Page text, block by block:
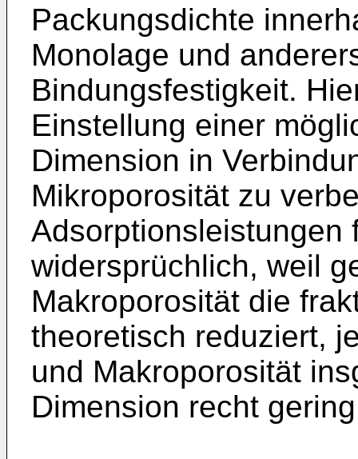
Packungsdichte
Monolage und
Bindungsfestigkeit.
Einstellung einer
Dimension in
Mikroporosität zu
Adsorptionsleistungen
widersprüchlich, weil
Makroporosität die
theoretisch reduziert,
und Makroporosität
Dimension recht